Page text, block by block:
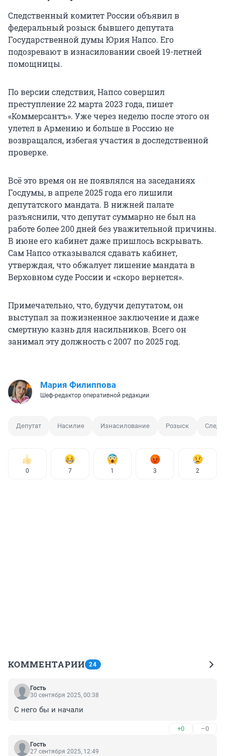
Следственный комитет России объявил в
федеральный розыск бывшего депутата
Государственной думы Юрия Напсо. Его
подозревают в изнасиловании своей 19-летней
помощницы.
По версии следствия, Напсо совершил
преступление 22 марта 2023 года, пишет
«Коммерсантъ». Уже через неделю после этого он
улетел в Армению и больше в Россию не
возвращался, избегая участия в доследственной
проверке.
Всё это время он не появлялся на заседаниях
Госдумы, в апреле 2025 года его лишили
депутатского мандата. В нижней палате
разъяснили, что депутат суммарно не был на
работе более 200 дней без уважительной причины.
В июне его кабинет даже пришлось вскрывать.
Сам Напсо отказывался сдавать кабинет,
утверждая, что обжалует лишение мандата в
Верховном суде России и «скоро вернется».
Примечательно, что, будучи депутатом, он
выступал за пожизненное заключение и даже
смертную казнь для насильников. Всего он
занимал эту должность с 2007 по 2025 год.
Мария Филиппова
Шеф-редактор оперативной редакции
Депутат Насилие Изнасилование Розыск
0 7 1 3 2
КОММЕНТАРИИ 24
Гость
30 сентября 2025, 00:38
С него бы и начали
+0 –0
Гость
27 сентября 2025, 12:49